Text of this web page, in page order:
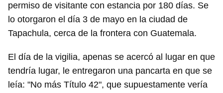
permiso de visitante con estancia por 180 días. Se
lo otorgaron el día 3 de mayo en la ciudad de
Tapachula, cerca de la frontera con Guatemala.
El día de la vigilia, apenas se acercó al lugar en que
tendría lugar, le entregaron una pancarta en que se
leía: "No más Título 42", que supuestamente vería